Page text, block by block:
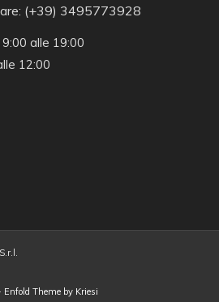
(+39) 3495773928
alle 19:00
12:00
Enfold Theme by Kriesi